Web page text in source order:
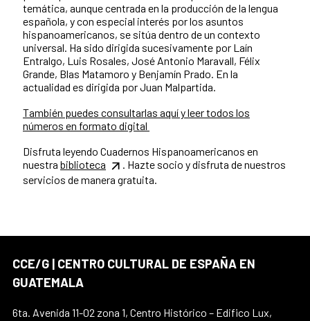
temática, aunque centrada en la producción de la lengua
española, y con especial interés por los asuntos
hispanoamericanos, se sitúa dentro de un contexto
universal. Ha sido dirigida sucesivamente por Laín
Entralgo, Luis Rosales, José Antonio Maravall, Félix
Grande, Blas Matamoro y Benjamín Prado. En la
actualidad es dirigida por Juan Malpartida.
También puedes consultarlas aquí y leer todos los
números en formato digital
Disfruta leyendo Cuadernos Hispanoamericanos en
nuestra biblioteca
. Hazte socio y disfruta de nuestros
servicios de manera gratuita.
CCE/G | CENTRO CULTURAL DE ESPAÑA EN
GUATEMALA
6ta. Avenida 11-02 zona 1, Centro Histórico – Edifico Lux,